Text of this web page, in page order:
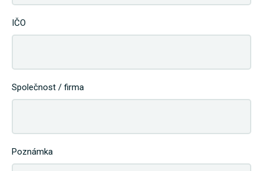
IČO
Společnost / firma
Poznámka